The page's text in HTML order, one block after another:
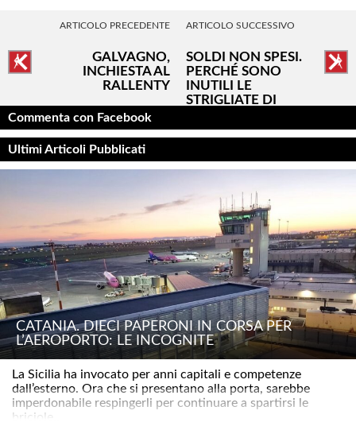
ARTICOLO PRECEDENTE
GALVAGNO,
INCHIESTA AL
RALLENTY
ARTICOLO SUCCESSIVO
SOLDI NON SPESI.
PERCHÉ SONO
INUTILI LE
STRIGLIATE DI
Commenta con Facebook
Ultimi Articoli Pubblicati
CATANIA. DIECI PAPERONI IN CORSA PER
L’AEROPORTO: LE INCOGNITE
La Sicilia ha invocato per anni capitali e competenze
dall’esterno. Ora che si presentano alla porta, sarebbe
imperdonabile respingerli per continuare a spartirsi le
briciole..